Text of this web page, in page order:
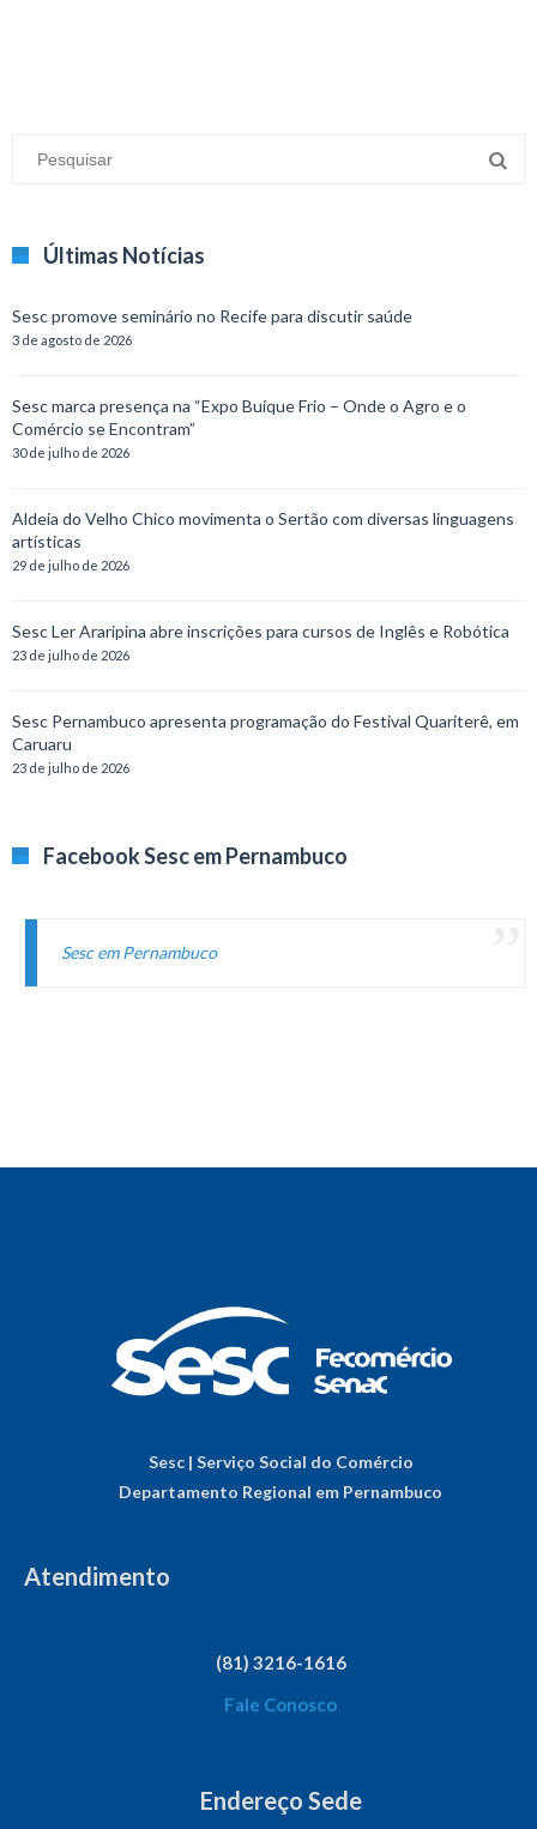
Últimas Notícias
Sesc promove seminário no Recife para discutir saúde
3 de agosto de 2026
Sesc marca presença na “Expo Buíque Frio – Onde o Agro e o
Comércio se Encontram”
30 de julho de 2026
Aldeia do Velho Chico movimenta o Sertão com diversas linguagens
artísticas
29 de julho de 2026
Sesc Ler Araripina abre inscrições para cursos de Inglês e Robótica
23 de julho de 2026
Sesc Pernambuco apresenta programação do Festival Quariterê, em
Caruaru
23 de julho de 2026
Facebook Sesc em Pernambuco
Sesc em Pernambuco
Sesc | Serviço Social do Comércio
Departamento Regional em Pernambuco
Atendimento
(81) 3216-1616
Fale Conosco
Endereço Sede